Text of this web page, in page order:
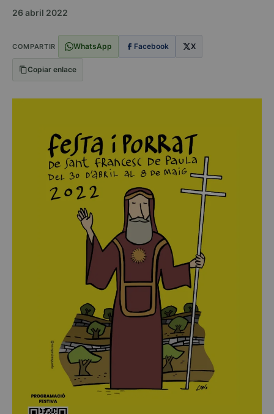
26 abril 2022
COMPARTIR WhatsApp Facebook X
Copiar enlace